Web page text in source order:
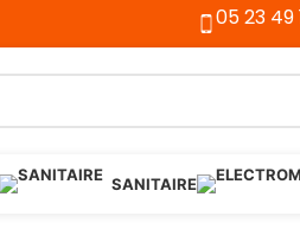
05 23 49
SANITAIRE